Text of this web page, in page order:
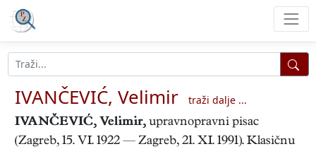
IVANČEVIĆ, Velimir
traži dalje ...
IVANČEVIĆ, Velimir, upravnopravni pisac
(Zagreb, 15. VI. 1922 — Zagreb, 21. XI. 1991). Klasičnu